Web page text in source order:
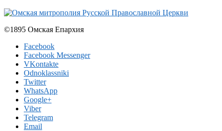
©1895 Омская Епархия
Facebook
Facebook Messenger
VKontakte
Odnoklassniki
Twitter
WhatsApp
Google+
Viber
Telegram
Email